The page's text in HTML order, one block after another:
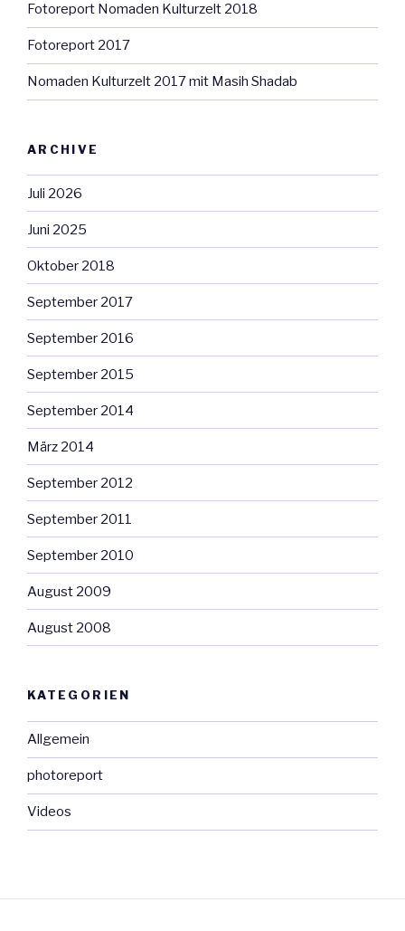
Fotoreport Nomaden Kulturzelt 2018
Fotoreport 2017
Nomaden Kulturzelt 2017 mit Masih Shadab
ARCHIVE
Juli 2026
Juni 2025
Oktober 2018
September 2017
September 2016
September 2015
September 2014
März 2014
September 2012
September 2011
September 2010
August 2009
August 2008
KATEGORIEN
Allgemein
photoreport
Videos